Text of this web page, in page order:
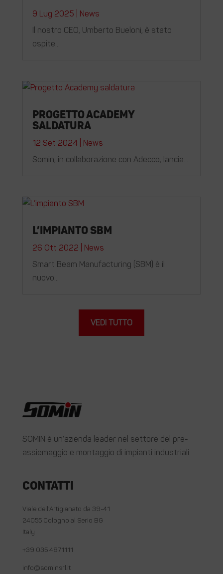
9 Lug 2025
News
Il nostro CEO, Umberto Bueloni, è stato
ospite...
Progetto Academy
saldatura
12 Set 2024| News
Somin, in collaborazione con Adecco, lancia...
L’impianto SBM
26 Ott 2022
News
Smart Beam Manufacturing (SBM) è il
nuovo...
VEDI TUTTO
SOMIN è un’azienda leader nel settore del pre-
assiemaggio e montaggio di impianti industriali.
Contatti
Viale dell’Artigianato da 39-41
24055 Cologno al Serio BG
Italy
+39 035 4871111
info@sominsrl.it